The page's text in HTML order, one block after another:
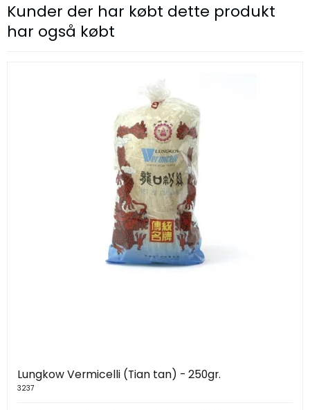
Kunder der har købt dette produkt
har også købt
Lungkow Vermicelli (Tian tan) - 250gr.
3237